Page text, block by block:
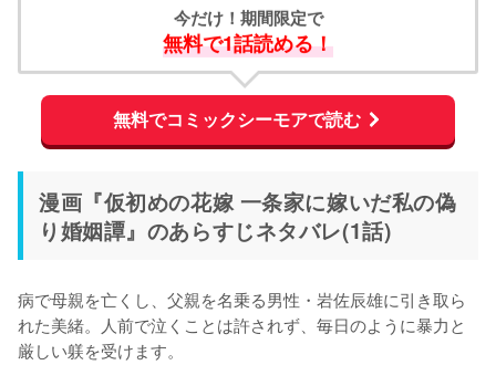
今だけ！期間限定で
無料で1話読める！
無料でコミックシーモアで読む
漫画『仮初めの花嫁 一条家に嫁いだ私の偽
り婚姻譚』のあらすじネタバレ(1話)
病で母親を亡くし、父親を名乗る男性・岩佐辰雄に引き取ら
れた美緒。人前で泣くことは許されず、毎日のように暴力と
厳しい躾を受けます。